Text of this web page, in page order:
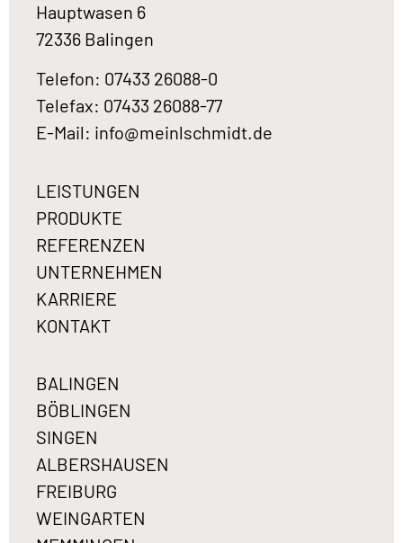
Hauptwasen 6
72336 Balingen
Telefon: 07433 26088-0
Telefax: 07433 26088-77
E-Mail: info@meinlschmidt.de
LEISTUNGEN
PRODUKTE
REFERENZEN
UNTERNEHMEN
KARRIERE
KONTAKT
BALINGEN
BÖBLINGEN
SINGEN
ALBERSHAUSEN
FREIBURG
WEINGARTEN